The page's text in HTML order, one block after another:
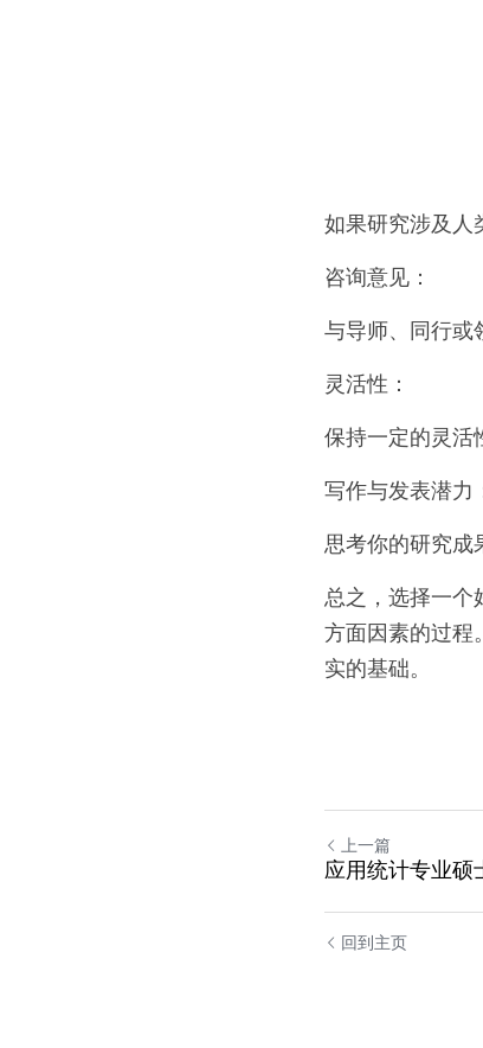
如果研究涉及人
咨询意见：
与导师、同行或
灵活性：
保持一定的灵活
写作与发表潜力
思考你的研究成
总之，选择一个
方面因素的过程
实的基础。
上一篇
应用统计专业硕
回到主页